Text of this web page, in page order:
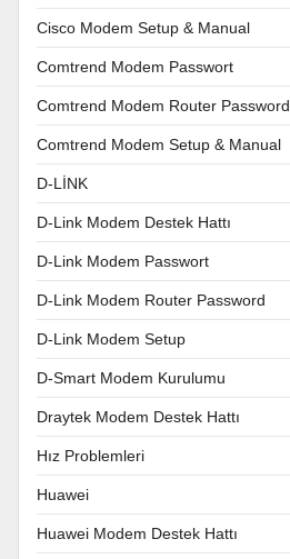
Cisco Modem Setup & Manual
Comtrend Modem Passwort
Comtrend Modem Router Password
Comtrend Modem Setup & Manual
D-LİNK
D-Link Modem Destek Hattı
D-Link Modem Passwort
D-Link Modem Router Password
D-Link Modem Setup
D-Smart Modem Kurulumu
Draytek Modem Destek Hattı
Hız Problemleri
Huawei
Huawei Modem Destek Hattı